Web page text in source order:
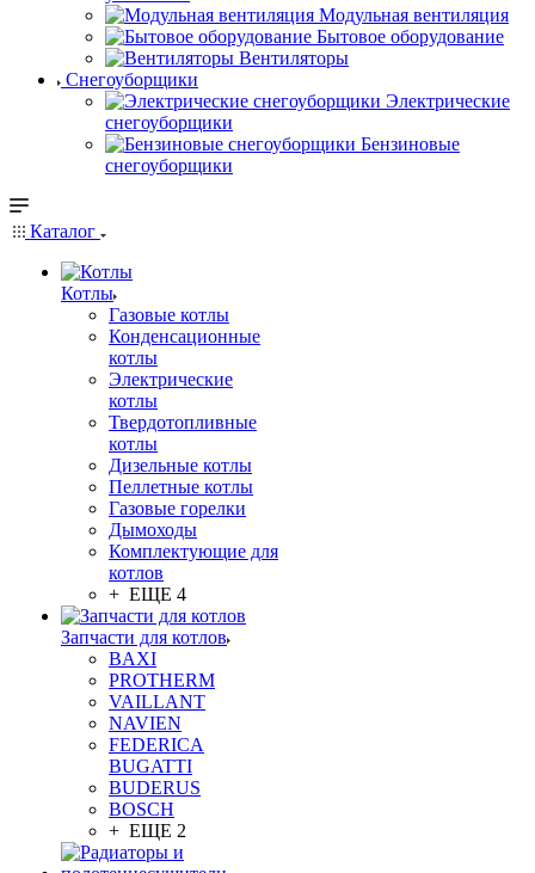
Модульная вентиляция
Бытовое оборудование
Вентиляторы
Снегоуборщики
Электрические
снегоуборщики
Бензиновые
снегоуборщики
Каталог
Котлы
Газовые котлы
Конденсационные
котлы
Электрические
котлы
Твердотопливные
котлы
Дизельные котлы
Пеллетные котлы
Газовые горелки
Дымоходы
Комплектующие для
котлов
+ ЕЩЕ 4
Запчасти для котлов
BAXI
PROTHERM
VAILLANT
NAVIEN
FEDERICA
BUGATTI
BUDERUS
BOSCH
+ ЕЩЕ 2